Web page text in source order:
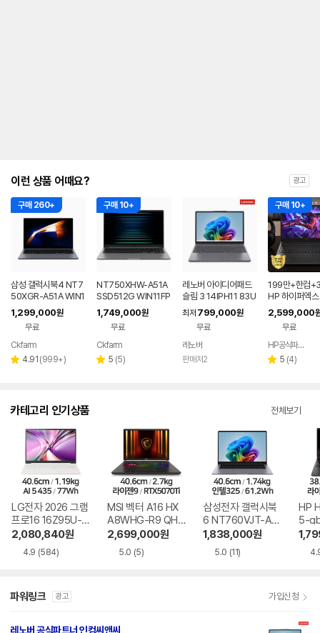
이런 상품 어때요? 광고
구매 260+
삼성 갤럭시북4 NT7
50XGR-A51A WIN1
1 FPP(버젼UP설치)
업무용 학생용 사무용
노트북 문스톤그레이
1,299,000원
무료
페이
Ckfarm
별 4.91 리
(999+)
구매 10+
NT750XHW-A51A
SSD512G WIN11FP
P(버젼UP설치) 삼성
전자 갤럭시북5 노트
1,749,000원
무료
Ckfarm
별 5 리
(5)
레노버 아이디어패드
슬림 3 14IPH11 83U
Q005LKR 8GB
최저 799,000원
무료
레노버
판매처2
구매 10+
199만+한컴
HP 하이퍼엑스
6 AI7 450
0 게이밍 노트
2,599,000
무료
HP공식파트너 이텍컴퓨터
별 5 리
(4)
카테고리 인기상품 전체보기
LG전자 2026 그램
프로16 16Z95U-G
S5WK
2,080,840원
4.9 (584)
MSI 벡터 A16 HX
A8WHG-R9 QHD
+
2,699,000원
5.0 (5)
삼성전자 갤럭시북
6 NT760VJT-A51
A
1,838,000원
5.0 (11)
HP
5-
파워링크 광고 가입신청
레노버 공식파트너 인컴씨앤씨